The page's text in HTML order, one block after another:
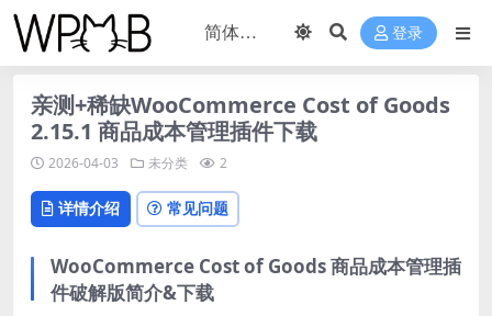
登录
亲测+稀缺WooCommerce Cost of Goods
2.15.1 商品成本管理插件下载
2026-04-03 未分类 2
详情介绍 常见问题
WooCommerce Cost of Goods 商品成本管理插
件破解版简介&下载